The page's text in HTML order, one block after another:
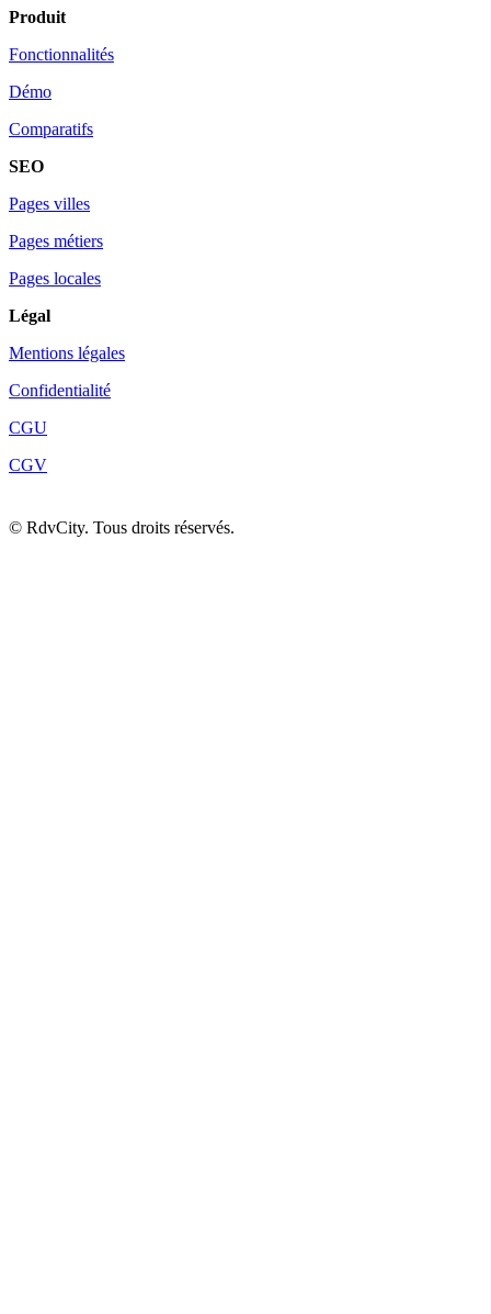
Produit
Fonctionnalités
Démo
Comparatifs
SEO
Pages villes
Pages métiers
Pages locales
Légal
Mentions légales
Confidentialité
CGU
CGV
© RdvCity. Tous droits réservés.